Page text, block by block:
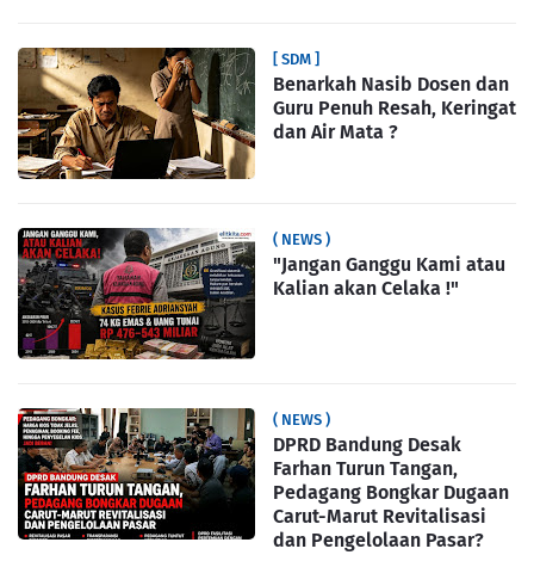
[ SDM ]
Benarkah Nasib Dosen dan
Guru Penuh Resah, Keringat
dan Air Mata ?
( NEWS )
"Jangan Ganggu Kami atau
Kalian akan Celaka !"
( NEWS )
DPRD Bandung Desak
Farhan Turun Tangan,
Pedagang Bongkar Dugaan
Carut-Marut Revitalisasi
dan Pengelolaan Pasar?